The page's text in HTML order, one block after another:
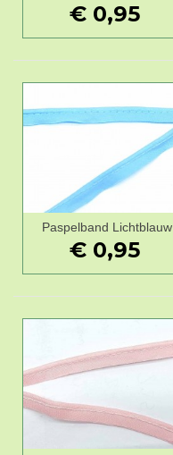
€ 0,95
Paspelband Lichtblauw
€ 0,95